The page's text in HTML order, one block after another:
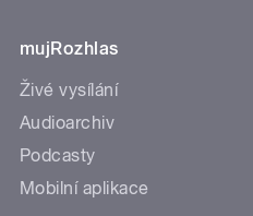
mujRozhlas
Živé vysílání
Audioarchiv
Podcasty
Mobilní aplikace